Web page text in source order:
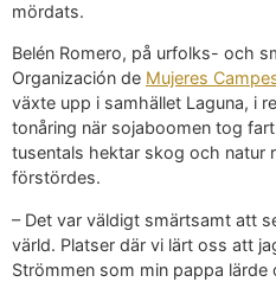
mördats.
Belén Romero, på urfolks- och
Organización de Mujeres
växte upp i samhället Laguna, i
tonåring när sojaboomen tog
tusentals hektar skog och natur
förstördes.
– Det var väldigt smärtsamt att
värld. Platser där vi lärt oss att
Strömmen som min pappa